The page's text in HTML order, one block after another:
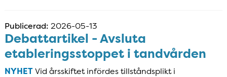
Publicerad: 2026-05-13
Debattartikel - Avsluta
etableringsstoppet i tandvården
NYHET Vid årsskiftet infördes tillståndsplikt i